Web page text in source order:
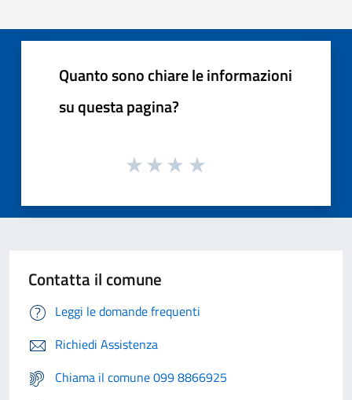
Quanto sono chiare le informazioni
su questa pagina?
Contatta il comune
Leggi le domande frequenti
Richiedi Assistenza
Chiama il comune 099 8866925